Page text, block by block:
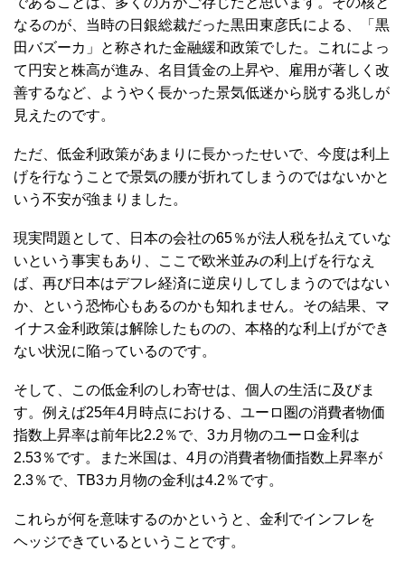
なるのが、当時の日銀総裁だった黒田東彦氏による、「黒
田バズーカ」と称された金融緩和政策でした。これによっ
て円安と株高が進み、名目賃金の上昇や、雇用が著しく改
善するなど、ようやく長かった景気低迷から脱する兆しが
見えたのです。
ただ、低金利政策があまりに長かったせいで、今度は利上
げを行なうことで景気の腰が折れてしまうのではないかと
いう不安が強まりました。
現実問題として、日本の会社の65％が法人税を払えていな
いという事実もあり、ここで欧米並みの利上げを行なえ
ば、再び日本はデフレ経済に逆戻りしてしまうのではない
か、という恐怖心もあるのかも知れません。その結果、マ
イナス金利政策は解除したものの、本格的な利上げができ
ない状況に陥っているのです。
そして、この低金利のしわ寄せは、個人の生活に及びま
す。例えば25年4月時点における、ユーロ圏の消費者物価
指数上昇率は前年比2.2％で、3カ月物のユーロ金利は
2.53％です。また米国は、4月の消費者物価指数上昇率が
2.3％で、TB3カ月物の金利は4.2％です。
これらが何を意味するのかというと、金利でインフレを
ヘッジできているということです。